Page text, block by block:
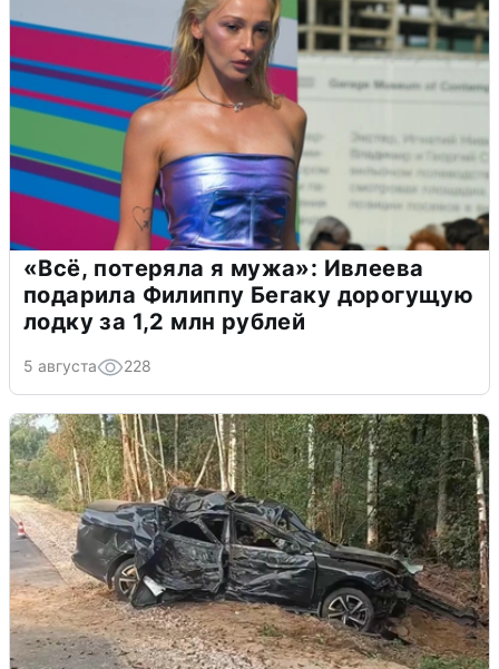
«Всё, потеряла я мужа»: Ивлеева
подарила Филиппу Бегаку дорогущую
лодку за 1,2 млн рублей
5 августа 228